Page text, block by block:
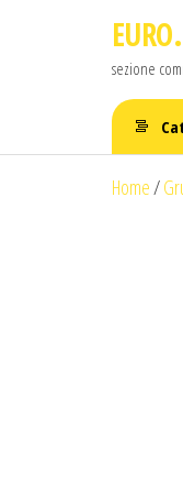
sezione
Home/